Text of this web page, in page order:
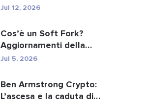
differenze spiegate
Jul 12, 2026
Cos’è un Soft Fork?
Aggiornamenti della
blockchain spiegati
Jul 5, 2026
Ben Armstrong Crypto:
L’ascesa e la caduta di